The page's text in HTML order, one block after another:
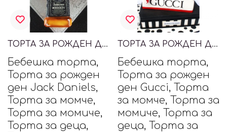
ТОРТА ЗА РОЖДЕН ДЕН JACK DANIELS
Бебешка торта,
Торта за рожден
ден Jack Daniels,
Торта за момче,
Торта за момиче,
Торта за деца,
ТОРТА ЗА РОЖДЕН ДЕН GUCCI
Бебешка торта,
Торта за рожден
ден Gucci, Торта
за момче, Торта за
момиче, Торта за
деца, Торта за